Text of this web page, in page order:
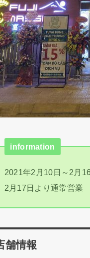
information
2021年2月10日～2月
2月17日より通常営業
舗情報